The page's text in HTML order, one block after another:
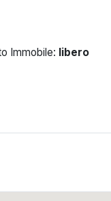
Immobile: libero